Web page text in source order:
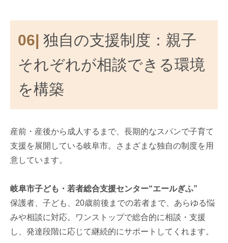
06| 独自の支援制度：親子
それぞれが相談できる環境
を構築
産前・産後から成人するまで、長期的なスパンで子育て
支援を展開している岐阜市。さまざまな独自の制度を用
意しています。
岐阜市子ども・若者総合支援センター“エールぎふ”
保護者、子ども、20歳前後までの若者まで、あらゆる悩
みや相談に対応。ワンストップで総合的に相談・支援
し、発達段階に応じて継続的にサポートしてくれます。